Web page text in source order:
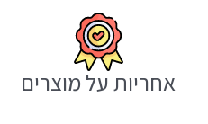
אחריות על מוצרים